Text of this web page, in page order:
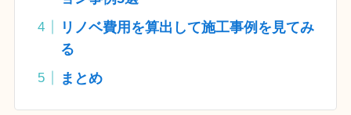
リノベ費用を算出して施工事例を見てみ
る
まとめ